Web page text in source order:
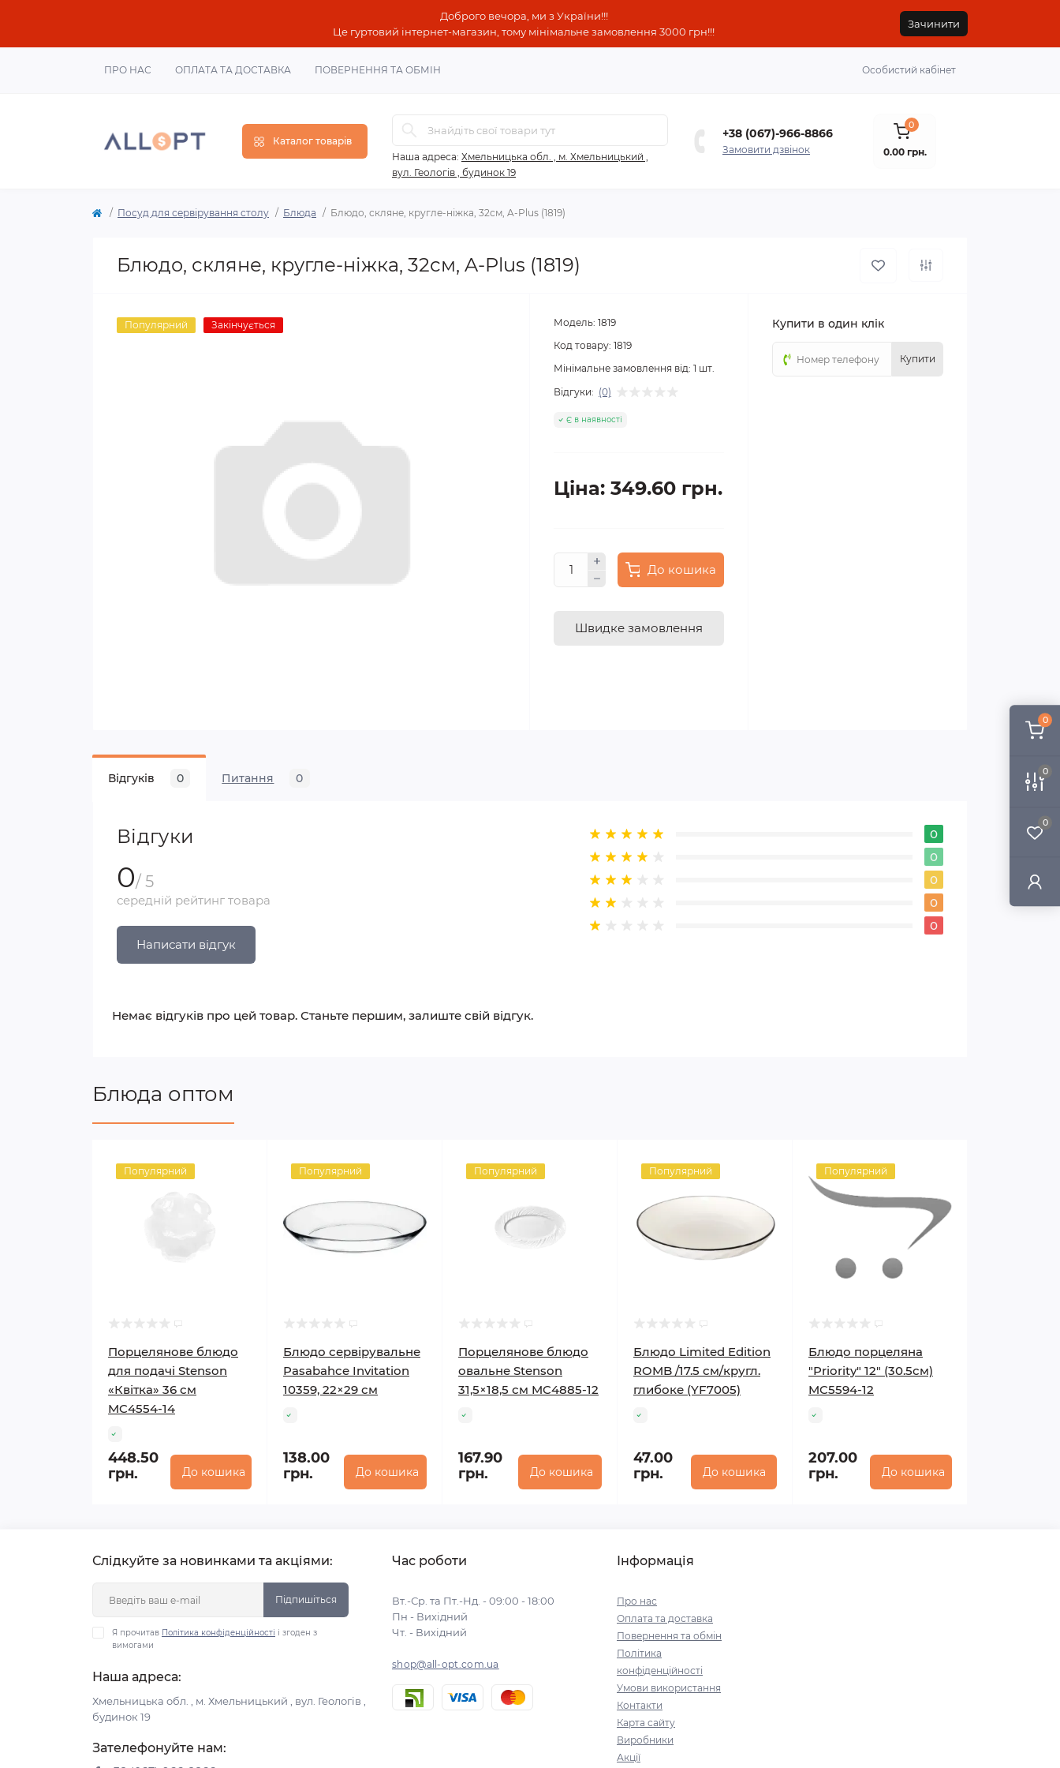
0
0
0
Доброго вечора, ми з України!!!
Це гуртовий інтернет-магазин, тому мінімальне замовлення 3000 грн!!!
Зачинити
ПРО НАС ОПЛАТА ТА ДОСТАВКА ПОВЕРНЕННЯ ТА ОБМІН Особистий кабінет
Каталог товарів
Наша адреса: Хмельницька обл. , м. Хмельницький ,
вул. Геологів , будинок 19
+38 (067)-966-8866
Замовити дзвінок
0
0.00 грн.
Посуд для сервірування столу Блюда Блюдо, скляне, кругле-ніжка, 32см, A-Plus (1819)
Блюдо, скляне, кругле-ніжка, 32см, A-Plus (1819)
Популярний Закінчується Модель: 1819
Код товару: 1819
Мінімальне замовлення від: 1 шт.
Відгуки: (0)
Є в наявності
Ціна: 349.60 грн.
До кошика
Швидке замовлення
Купити в один клік
Купити
Відгуків 0 Питання 0
Відгуки
0/ 5
середній рейтинг товара
Написати відгук
0
0
0
0
0
Немає відгуків про цей товар. Станьте першим, залиште свій відгук.
Блюда оптом
Популярний
Порцелянове блюдо
для подачі Stenson
«Квітка» 36 см
MC4554-14
448.50
грн.
До кошика
Популярний
Блюдо сервірувальне
Pasabahce Invitation
10359, 22×29 см
138.00
грн.
До кошика
Популярний
Порцелянове блюдо
овальне Stenson
31,5×18,5 см MC4885-12
167.90
грн.
До кошика
Популярний
Блюдо Limited Edition
ROMB /17.5 см/кругл.
глибоке (YF7005)
47.00
грн.
До кошика
Популярний
Блюдо порцеляна
"Priority" 12" (30.5см)
MC5594-12
207.00
грн.
До кошика
Слідкуйте за новинками та акціями:
Підпишіться
Я прочитав Політика конфіденційності і згоден з
вимогами
Наша адреса:
Хмельницька обл. , м. Хмельницький , вул. Геологів ,
будинок 19
Зателефонуйте нам:
Час роботи
Вт.-Ср. та Пт.-Нд. - 09:00 - 18:00
Пн - Вихідний
Чт. - Вихідний
shop@all-opt.com.ua
Інформація
Про нас
Оплата та доставка
Повернення та обмін
Політика
конфіденційності
Умови використання
Контакти
Карта сайту
Виробники
Акції